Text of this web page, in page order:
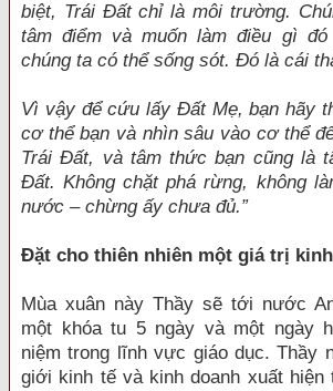
biệt, Trái Đất chỉ là môi trường.
tâm điểm và muốn làm điều gì
chúng ta có thể sống sót. Đó là cái
Vì vậy để cứu lấy Đất Mẹ, bạn hãy
cơ thể bạn và nhìn sâu vào cơ thể
Trái Đất, và tâm thức bạn cũng là
Đất. Không chặt phá rừng, không
nước – chừng ấy chưa đủ.”
Đặt cho thiên nhiên một giá trị
Mùa xuân này Thầy sẽ tới nước
một khóa tu 5 ngày và một ngày
niệm trong lĩnh vực giáo dục. Thầy
giới kinh tế và kinh doanh xuất hiện